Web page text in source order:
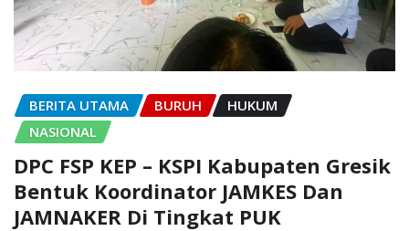
BERITA UTAMA BURUH
HUKUM
NASIONAL
DPC FSP KEP – KSPI Kabupaten Gresik
Bentuk Koordinator JAMKES Dan
JAMNAKER Di Tingkat PUK